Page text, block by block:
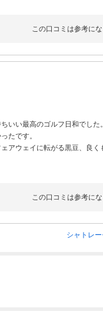
この口コミは参考に
いい最高のゴルフ日和でした。
たです。
アウェイに転がる黒豆、良く
この口コミは参考に
シャトレ